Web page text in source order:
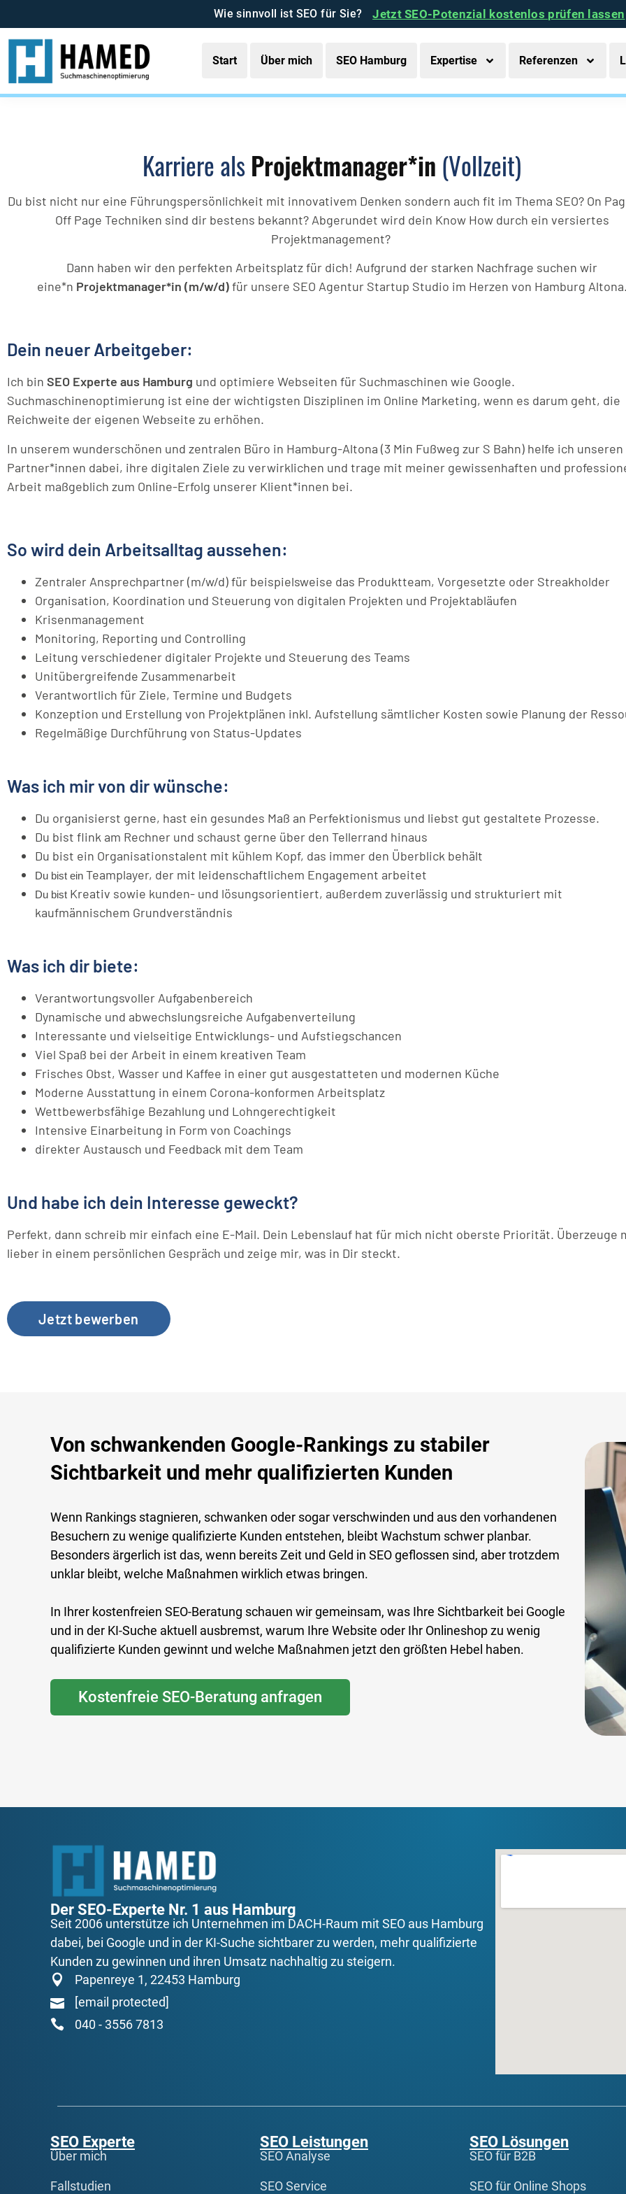
Wie sinnvoll ist SEO für Sie? Jetzt SEO-Potenzial kostenlos prüfen lassen
Start Über mich SEO Hamburg Expertise Referenzen
Karriere alsProjektmanager*in (Vollzeit)
Du bist nicht nur eine Führungspersönlichkeit mit innovativem Denken sondern auch fit im Thema SEO? On
Off Page Techniken sind dir bestens bekannt? Abgerundet wird dein Know How durch ein versiertes
Projektmanagement?
Dann haben wir den perfekten Arbeitsplatz für dich! Aufgrund der starken Nachfrage suchen wir
eine*n Projektmanager*in (m/w/d)für unsere SEO Agentur Startup Studio im Herzen von Hamburg
Dein neuer Arbeitgeber:
Ich bin SEO Experte aus Hamburg und optimiere Webseiten für Suchmaschinen wie Google.
Suchmaschinenoptimierung ist eine der wichtigsten Disziplinen im Online Marketing, wenn es darum geht, die
Reichweite der eigenen Webseite zu erhöhen.
In unserem wunderschönen und zentralen Büro in Hamburg-Altona (3 Min Fußweg zur S Bahn) helfe ich unseren
Partner*innen dabei, ihre digitalen Ziele zu verwirklichen und trage mit meiner gewissenhaften und
Arbeit maßgeblich zum Online-Erfolg unserer Klient*innen bei.
So wird dein Arbeitsalltag aussehen:
Zentraler Ansprechpartner (m/w/d) für beispielsweise das Produktteam, Vorgesetzte oder Streakholder
Organisation, Koordination und Steuerung von digitalen Projekten und Projektabläufen
Krisenmanagement
Monitoring, Reporting und Controlling
Leitung verschiedener digitaler Projekte und Steuerung des Teams
Unitübergreifende Zusammenarbeit
Verantwortlich für Ziele, Termine und Budgets
Konzeption und Erstellung von Projektplänen inkl. Aufstellung sämtlicher Kosten sowie Planung der
Regelmäßige Durchführung von Status-Updates
Was ich mir von dir wünsche:
Du organisierst gerne, hast ein gesundes Maß an Perfektionismus und liebst gut gestaltete Prozesse.
Du bist flink am Rechner und schaust gerne über den Tellerrand hinaus
Du bist ein Organisationstalent mit kühlem Kopf, das immer den Überblick behält
Du bist ein Teamplayer, der mit leidenschaftlichem Engagement arbeitet
Du bist Kreativ sowie kunden- und lösungsorientiert, außerdem zuverlässig und strukturiert mit
kaufmännischem Grundverständnis
Was ich dir biete:
Verantwortungsvoller Aufgabenbereich
Dynamische und abwechslungsreiche Aufgabenverteilung
Interessante und vielseitige Entwicklungs- und Aufstiegschancen
Viel Spaß bei der Arbeit in einem kreativen Team
Frisches Obst, Wasser und Kaffee in einer gut ausgestatteten und modernen Küche
Moderne Ausstattung in einem Corona-konformen Arbeitsplatz
Wettbewerbsfähige Bezahlung und Lohngerechtigkeit
Intensive Einarbeitung in Form von Coachings
direkter Austausch und Feedback mit dem Team
Und habe ich dein Interesse geweckt?
Perfekt, dann schreib mir einfach eine E-Mail. Dein Lebenslauf hat für mich nicht oberste Priorität. Überzeuge
lieber in einem persönlichen Gespräch und zeige mir, was in Dir steckt.
Jetzt bewerben
Von schwankenden Google-Rankings zu stabiler
Sichtbarkeit und mehr qualifizierten Kunden
Wenn Rankings stagnieren, schwanken oder sogar verschwinden und aus den vorhandenen
Besuchern zu wenige qualifizierte Kunden entstehen, bleibt Wachstum schwer planbar.
Besonders ärgerlich ist das, wenn bereits Zeit und Geld in SEO geflossen sind, aber trotzdem
unklar bleibt, welche Maßnahmen wirklich etwas bringen.
In Ihrer kostenfreien SEO-Beratung schauen wir gemeinsam, was Ihre Sichtbarkeit bei Google
und in der KI-Suche aktuell ausbremst, warum Ihre Website oder Ihr Onlineshop zu wenig
qualifizierte Kunden gewinnt und welche Maßnahmen jetzt den größten Hebel haben.
Kostenfreie SEO-Beratung anfragen
Der SEO-Experte Nr. 1 aus Hamburg
Seit 2006 unterstütze ich Unternehmen im DACH-Raum mit SEO aus Hamburg
dabei, bei Google und in der KI-Suche sichtbarer zu werden, mehr qualifizierte
Kunden zu gewinnen und ihren Umsatz nachhaltig zu steigern.
Papenreye 1, 22453 Hamburg
[email protected]
040 - 3556 7813
SEO Experte
Über mich
Fallstudien
SEO Leistungen
SEO Analyse
SEO Service
SEO Lösungen
SEO für B2B
SEO für Online Shops